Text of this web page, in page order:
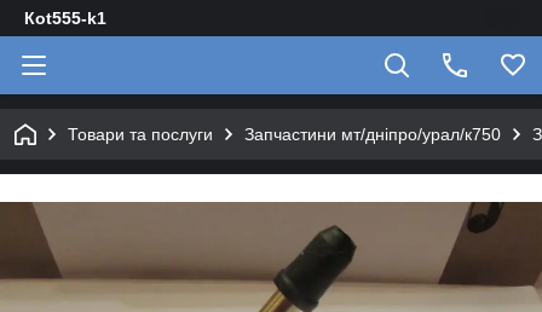
Кot555-k1
Товари та послуги Запчастини мт/дніпро/урал/к750